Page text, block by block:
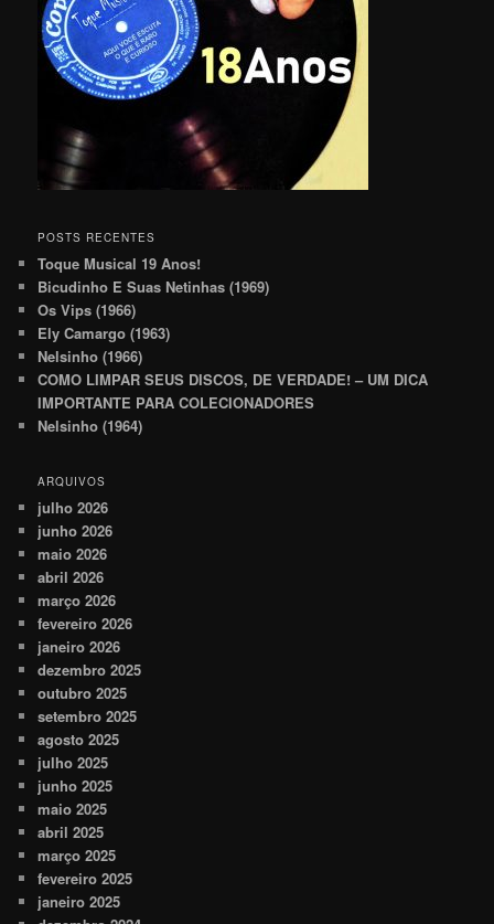
POSTS RECENTES
Toque Musical 19 Anos!
Bicudinho E Suas Netinhas (1969)
Os Vips (1966)
Ely Camargo (1963)
Nelsinho (1966)
COMO LIMPAR SEUS DISCOS, DE VERDADE! – UM DICA
IMPORTANTE PARA COLECIONADORES
Nelsinho (1964)
ARQUIVOS
julho 2026
junho 2026
maio 2026
abril 2026
março 2026
fevereiro 2026
janeiro 2026
dezembro 2025
outubro 2025
setembro 2025
agosto 2025
julho 2025
junho 2025
maio 2025
abril 2025
março 2025
fevereiro 2025
janeiro 2025